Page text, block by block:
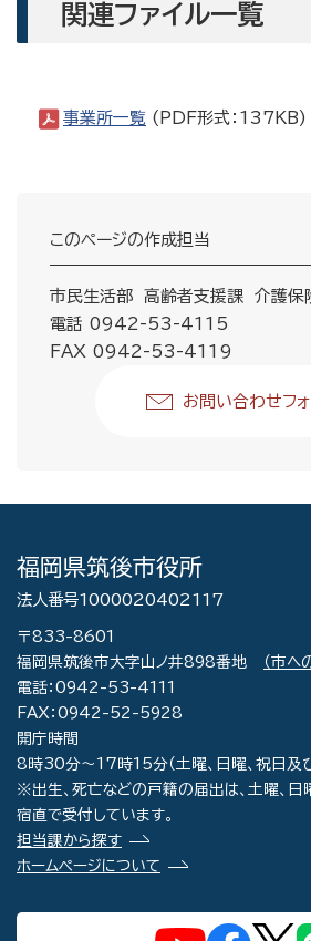
関連ファイル一覧
事業所一覧 (PDF形式：137KB)
このページの作成担当
市民生活部 高齢者支援課 介護保
電話 0942-53-4115
FAX 0942-53-4119
お問い合わせフ
福岡県筑後市役所
法人番号1000020402117
〒833-8601
福岡県筑後市大字山ノ井898番地
（市へ
電話：0942-53-4111
FAX：0942-52-5928
開庁時間
8時30分～17時15分（土曜、日曜、祝日及
※出生、死亡などの戸籍の届出は、土曜、日
宿直で受付しています。
担当課から探す
ホームページについて